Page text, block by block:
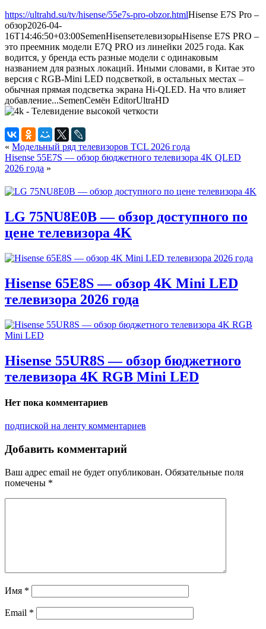
https://ultrahd.su/tv/hisense/55e7s-pro-obzor.htmlHisense E7S Pro –
обзор2026-04-
16T14:46:50+03:00SemenHisenseтелевизорыHisense E7S PRO –
это преемник модели E7Q PRO из линейки 2025 года. Как
водится, у бренда есть разные модели с одинаковым
названием для разных локаций. Иными словами, в Китае это
версия с RGB-Mini LED подсветкой, в остальных местах –
обычная прямая подсветка экрана Hi-QLED. На что влияет
добавление...SemenСемён EditorUltraHD
« Модельный ряд телевизоров TCL 2026 года
Hisense 55E7S — обзор бюджетного телевизора 4K QLED
2026 года »
LG 75NU8E0B — обзор доступного по
цене телевизора 4K
Hisense 65E8S — обзор 4K Mini LED
телевизора 2026 года
Hisense 55UR8S — обзор бюджетного
телевизора 4K RGB Mini LED
Нет пока комментариев
подпиской на ленту комментариев
Добавить комментарий
Ваш адрес email не будет опубликован. Обязательные поля
помечены *
Имя *
Email *